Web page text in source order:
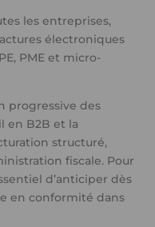
les entreprises,
électroniques
PME et micro-
progressive des
en B2B et la
structuré,
fiscale. Pour
d’anticiper dès
en conformité dans